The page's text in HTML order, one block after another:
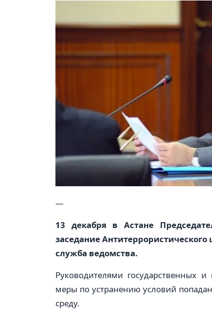
—
13 декабря в Астане
заседание
служба ведомства.
Руководителями государственных
меры по устранению условий
среду.